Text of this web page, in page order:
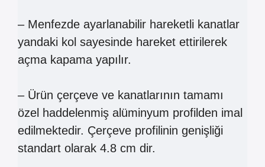
– Menfezde ayarlanabilir hareketli kanatlar
yandaki kol sayesinde hareket ettirilerek
açma kapama yapılır.
– Ürün çerçeve ve kanatlarının tamamı
özel haddelenmiş alüminyum profilden imal
edilmektedir. Çerçeve profilinin genişliği
standart olarak 4.8 cm dir.